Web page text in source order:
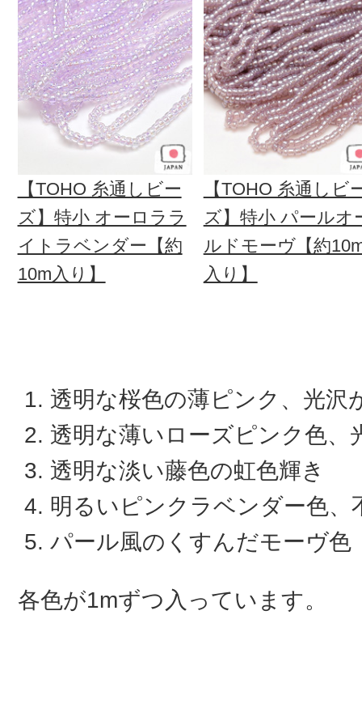
【TOHO 糸通しビー
ズ】特小 オーロララ
イトラベンダー【約
10m入り】
【TOHO 糸通しビ
ズ】特小 パールオ
ルドモーヴ【約
入り】
透明な桜色の薄ピンク、光沢
透明な薄いローズピンク色、
透明な淡い藤色の虹色輝き
明るいピンクラベンダー色、
パール風のくすんだモーヴ色
各色が1mずつ入っています。